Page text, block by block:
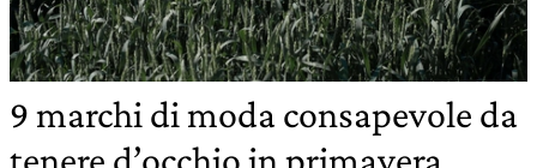
9 marchi di moda consapevole da
tenere d’occhio in primavera